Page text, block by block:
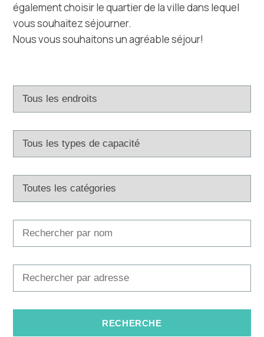
Que faire
Infos
Office de tourisme
Safe in Dalmatia
fr
info@kastela-info.hr
21216 Kaštel Stari, Hrvatska
également choisir le quartier de la ville dans lequel
vous souhaitez séjourner.
Nous vous souhaitons un agréable séjour!